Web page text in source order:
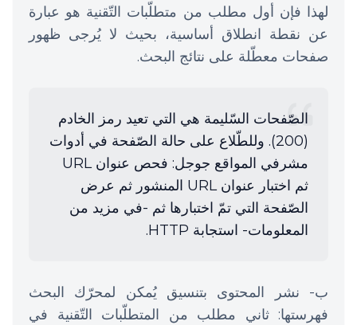
لهذا فإن أول مطلب من متطلّبات التّقنية هو عبارة
عن نقطة انطلاق أساسية، بحيث لا يُرجى ظهور
صفحات معطّلة على نتائج البحث.
الصّفحات السّليمة هي التي تعيد رمز الخادم
(200). وللطّلاع على حالة الصّفحة في أدوات
مشرفي المواقع جوجل: فحص عنوان URL
ثم اختبار عنوان URL المنشور ثم عرض
الصّفحة التي تمّ اختبارها ثم -في مزيد من
المعلومات- استجابة HTTP.
ب- نشر المحتوى بتنسيق يُمكن لمحرّك البحث
فهرستها: ثاني مطلب من المتطلّبات التّقنية في